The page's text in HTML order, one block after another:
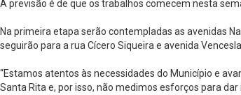
A previsão é de que os trabalhos comecem nesta
Na primeira etapa serão contempladas as avenidas
seguirão para a rua Cícero Siqueira e avenida
“Estamos atentos às necessidades do Município e
Santa Rita e, por isso, não medimos esforços para